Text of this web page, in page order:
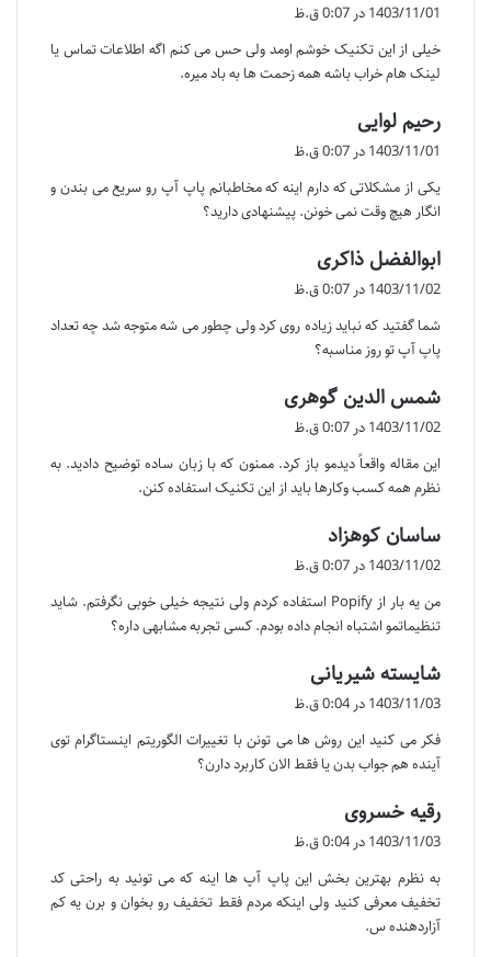
ت
:
1403/11/01 در 0:07 ق.ظ
خیلی از این تکنیک خوشم اومد ولی حس می کنم اگه اطلاعات تماس یا
لینک هام خراب باشه همه زحمت ها به باد میره.
رحیم لوایی
ت
:
1403/11/01 در 0:07 ق.ظ
یکی از مشکلاتی که دارم اینه که مخاطبانم پاپ آپ رو سریع می بندن و
انگار هیچ وقت نمی خونن. پیشنهادی دارید؟
ابوالفضل ذاکری
ت
:
1403/11/02 در 0:07 ق.ظ
شما گفتید که نباید زیاده روی کرد ولی چطور می شه متوجه شد چه تعداد
پاپ آپ تو روز مناسبه؟
شمس الدین گوهری
:
1403/11/02 در 0:07 ق.ظ
این مقاله واقعاً دیدمو باز کرد. ممنون که با زبان ساده توضیح دادید. به
نظرم همه کسب وکارها باید از این تکنیک استفاده کنن.
ساسان کوهزاد
ف
ت
:
1403/11/02 در 0:07 ق.ظ
من یه بار از Popify استفاده کردم ولی نتیجه خیلی خوبی نگرفتم. شاید
تنظیماتمو اشتباه انجام داده بودم. کسی تجربه مشابهی داره؟
شایسته شیریانی
:
1403/11/03 در 0:04 ق.ظ
فکر می کنید این روش ها می تونن با تغییرات الگوریتم اینستاگرام توی
آینده هم جواب بدن یا فقط الان کاربرد دارن؟
رقیه خسروی
ف
:
1403/11/03 در 0:04 ق.ظ
به نظرم بهترین بخش این پاپ آپ ها اینه که می تونید به راحتی کد
تخفیف معرفی کنید ولی اینکه مردم فقط تخفیف رو بخوان و برن یه کم
آزاردهنده س.